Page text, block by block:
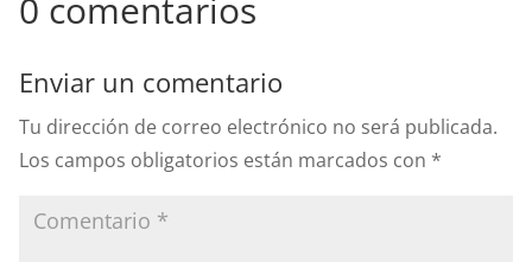
0 comentarios
Enviar un comentario
Tu dirección de correo electrónico no será publicada.
Los campos obligatorios están marcados con *